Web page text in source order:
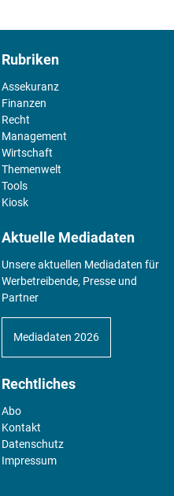
Rubriken
Assekuranz
Finanzen
Recht
Management
Wirtschaft
Themenwelt
Tools
Kiosk
Aktuelle Mediadaten
Unsere aktuellen Mediadaten für
Werbetreibende, Presse und
Partner
Mediadaten 2026
Rechtliches
Abo
Kontakt
Datenschutz
Impressum